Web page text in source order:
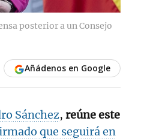
posterior a un Consejo
Añádenos en Google
Sánchez, reúne este
que seguirá en